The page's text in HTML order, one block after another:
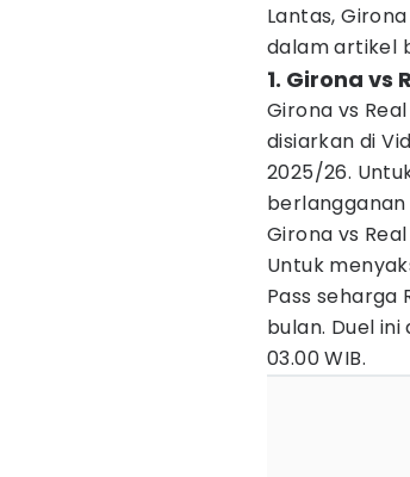
Lantas,
dalam artikel
1. Girona vs
Girona vs
disiarkan di
2025/26.
Girona vs
Untuk
Pass seharga
bulan. Duel
03.00 WIB.